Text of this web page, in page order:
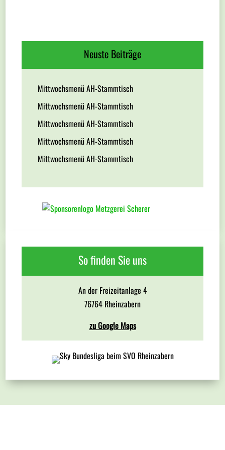
Neuste Beiträge
Mittwochsmenü AH-Stammtisch
Mittwochsmenü AH-Stammtisch
Mittwochsmenü AH-Stammtisch
Mittwochsmenü AH-Stammtisch
Mittwochsmenü AH-Stammtisch
So finden Sie uns
An der Freizeitanlage 4
76764 Rheinzabern
zu Google Maps